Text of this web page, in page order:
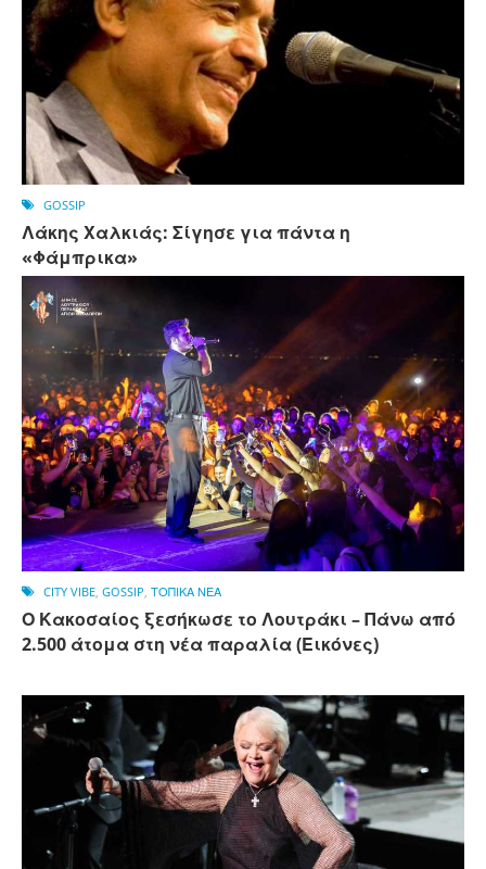
GOSSIP
Λάκης Χαλκιάς: Σίγησε για πάντα η
«Φάμπρικα»
CITY VIBE, GOSSIP, ΤΟΠΙΚΑ ΝΕΑ
Ο Κακοσαίος ξεσήκωσε το Λουτράκι – Πάνω από
2.500 άτομα στη νέα παραλία (Εικόνες)